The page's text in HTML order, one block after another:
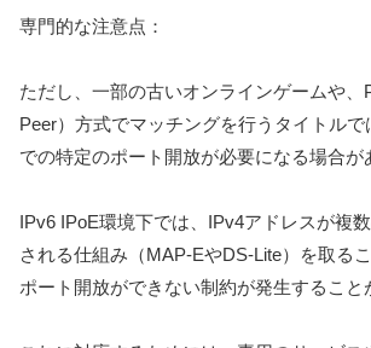
専門的な注意点：
ただし、一部の古いオンラインゲームや、
Peer）方式でマッチングを行うタイトルで
での特定のポート開放が必要になる場合が
IPv6 IPoE環境下では、IPv4アドレスが複
される仕組み（MAP-EやDS-Lite）を取る
ポート開放ができない制約が発生すること